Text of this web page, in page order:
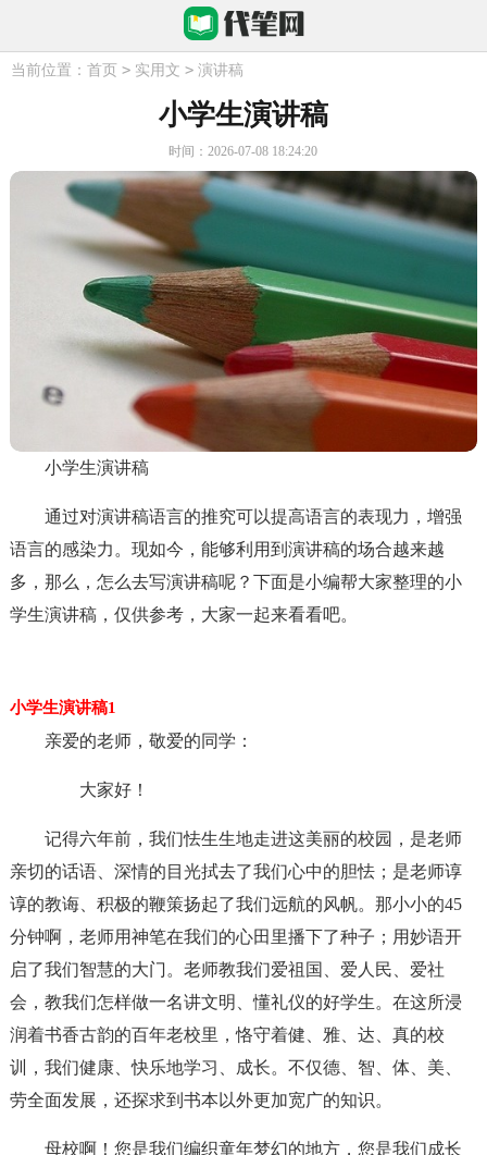
当前位置： 首页 > 实用文 > 演讲稿
小学生演讲稿
时间：2026-07-08 18:24:20
小学生演讲稿
通过对演讲稿语言的推究可以提高语言的表现力，增强
语言的感染力。现如今，能够利用到演讲稿的场合越来越
多，那么，怎么去写演讲稿呢？下面是小编帮大家整理的小
学生演讲稿，仅供参考，大家一起来看看吧。
小学生演讲稿1
亲爱的老师，敬爱的同学：
大家好！
记得六年前，我们怯生生地走进这美丽的校园，是老师
亲切的话语、深情的目光拭去了我们心中的胆怯；是老师谆
谆的教诲、积极的鞭策扬起了我们远航的风帆。那小小的45
分钟啊，老师用神笔在我们的心田里播下了种子；用妙语开
启了我们智慧的大门。老师教我们爱祖国、爱人民、爱社
会，教我们怎样做一名讲文明、懂礼仪的好学生。在这所浸
润着书香古韵的百年老校里，恪守着健、雅、达、真的校
训，我们健康、快乐地学习、成长。不仅德、智、体、美、
劳全面发展，还探求到书本以外更加宽广的知识。
母校啊！您是我们编织童年梦幻的地方，您是我们成长